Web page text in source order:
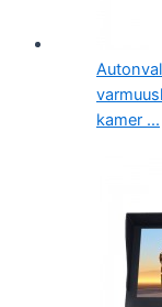
kamer ...